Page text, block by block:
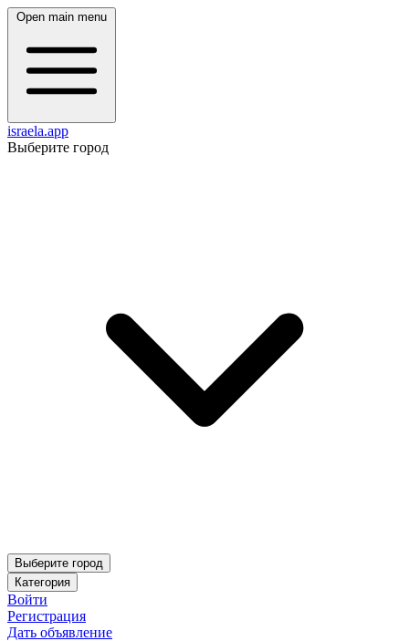
Open main menu
israela.app
Выберите город
Выберите город
Категория
Войти
Регистрация
Дать объявление